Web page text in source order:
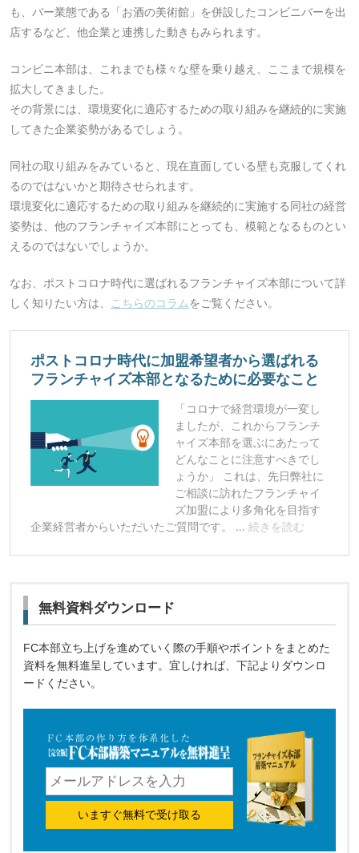
も、バー業態である「お酒の美術館」を併設したコンビニバーを出
店するなど、他企業と連携した動きもみられます。
コンビニ本部は、これまでも様々な壁を乗り越え、ここまで規模を
拡大してきました。
その背景には、環境変化に適応するための取り組みを継続的に実施
してきた企業姿勢があるでしょう。
同社の取り組みをみていると、現在直面している壁も克服してくれ
るのではないかと期待させられます。
環境変化に適応するための取り組みを継続的に実施する同社の経営
姿勢は、他のフランチャイズ本部にとっても、模範となるものとい
えるのではないでしょうか。
なお、ポストコロナ時代に選ばれるフランチャイズ本部について詳
しく知りたい方は、
こちらのコラム をご覧ください。
無料資料ダウンロード
FC本部立ち上げを進めていく際の手順やポイントをまとめた
資料を無料進呈しています。宜しければ、下記よりダウンロ
ードください。
いますぐ無料で受け取る